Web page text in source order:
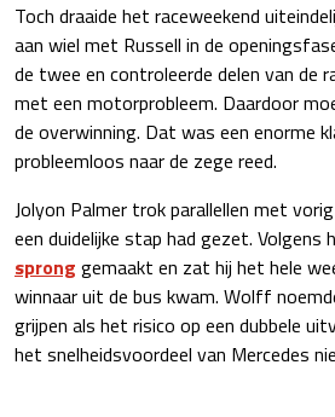
Toch draaide het raceweekend
aan wiel met Russell in de
de twee en controleerde delen van de
met een motorprobleem. Daardoor
de overwinning. Dat was een enorme
probleemloos naar de zege reed.
Jolyon Palmer trok parallellen met
een duidelijke stap had gezet. Volgens
sprong gemaakt en zat hij het hele
winnaar uit de bus kwam. Wolff
grijpen als het risico op een dubbele
het snelheidsvoordeel van Mercedes